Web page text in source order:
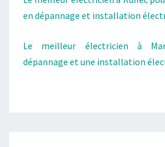
en dépannage et installation
Le meilleur électricien à
dépannage et une installation